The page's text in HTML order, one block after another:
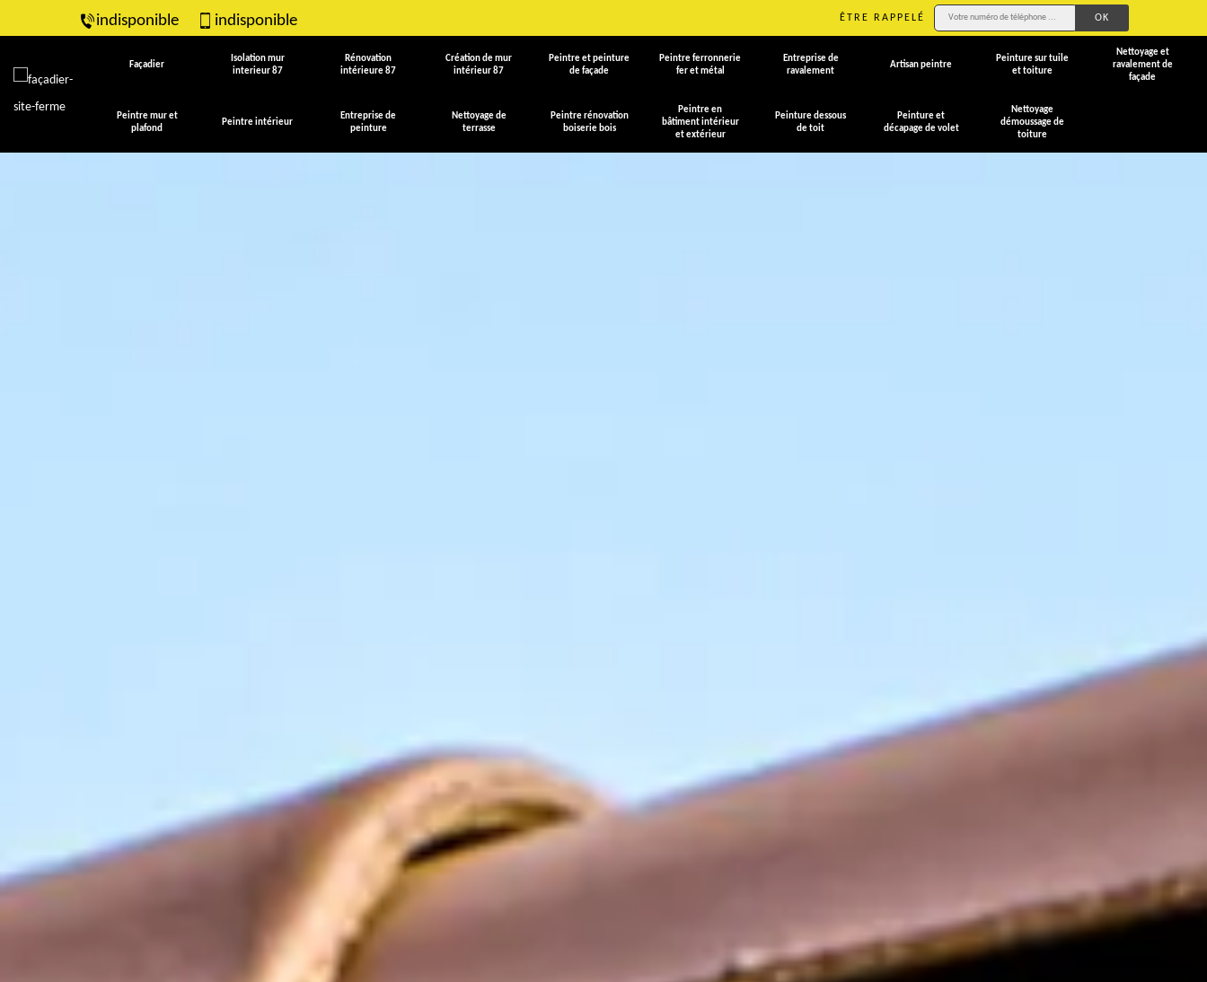
indisponible indisponible ÊTRE RAPPELÉ
Façadier
Isolation mur
interieur 87
Rénovation
intérieure 87
Création de mur
intérieur 87
Peintre et peinture
de façade
Peintre ferronnerie
fer et métal
Entreprise de
ravalement
Artisan peintre
Peinture sur tuile
et toiture
Nettoyage et
ravalement de
façade
Peintre mur et
plafond
Peintre intérieur
Entreprise de
peinture
Nettoyage de
terrasse
Peintre rénovation
boiserie bois
Peintre en
bâtiment intérieur
et extérieur
Peinture dessous
de toit
Peinture et
décapage de volet
Nettoyage
démoussage de
toiture